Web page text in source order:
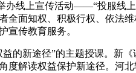
上宣传活动——“投服线上
面知权、积极行权、依法
宣传教育服务。
新途径”的主题授课。新《
解读权益保护新途径。河